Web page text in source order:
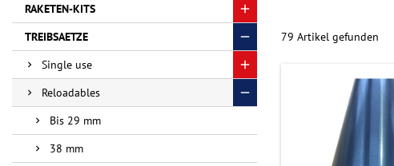
RAKETEN-KITS
TREIBSAETZE
Single use
Reloadables
Bis 29 mm
38 mm
79 Artikel gefunden